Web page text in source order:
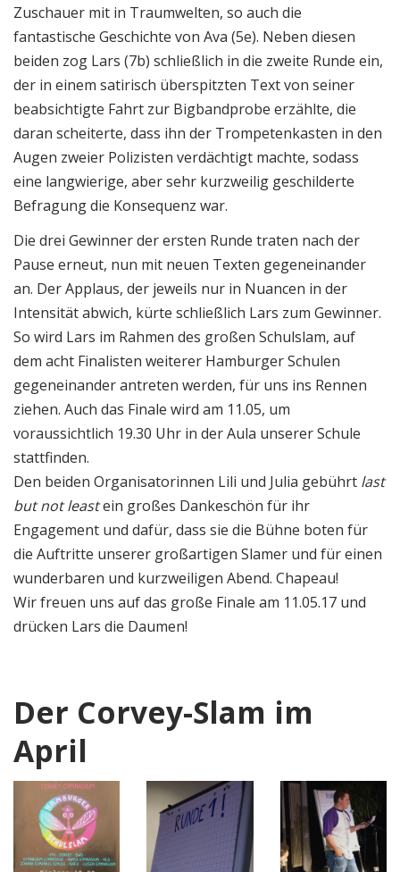
Zuschauer mit in Traumwelten, so auch die
fantastische Geschichte von Ava (5e). Neben diesen
beiden zog Lars (7b) schließlich in die zweite Runde ein,
der in einem satirisch überspitzten Text von seiner
beabsichtigte Fahrt zur Bigbandprobe erzählte, die
daran scheiterte, dass ihn der Trompetenkasten in den
Augen zweier Polizisten verdächtigt machte, sodass
eine langwierige, aber sehr kurzweilig geschilderte
Befragung die Konsequenz war.
Die drei Gewinner der ersten Runde traten nach der
Pause erneut, nun mit neuen Texten gegeneinander
an. Der Applaus, der jeweils nur in Nuancen in der
Intensität abwich, kürte schließlich Lars zum Gewinner.
So wird Lars im Rahmen des großen Schulslam, auf
dem acht Finalisten weiterer Hamburger Schulen
gegeneinander antreten werden, für uns ins Rennen
ziehen. Auch das Finale wird am 11.05, um
voraussichtlich 19.30 Uhr in der Aula unserer Schule
stattfinden.
Den beiden Organisatorinnen Lili und Julia gebührt last
but not leastein großes Dankeschön für ihr
Engagement und dafür, dass sie die Bühne boten für
die Auftritte unserer großartigen Slamer und für einen
wunderbaren und kurzweiligen Abend. Chapeau!
Wir freuen uns auf das große Finale am 11.05.17 und
drücken Lars die Daumen!
Der Corvey-Slam im
April